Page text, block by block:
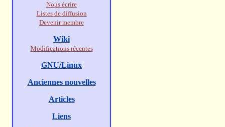
Nous écrire
Listes de diffusion
Devenir membre
Wiki
Modifications récentes
GNU/Linux
Anciennes nouvelles
Articles
Liens